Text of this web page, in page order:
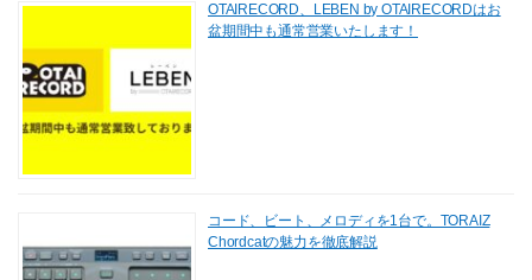
OTAIRECORD、LEBEN by OTAIRECORDはお
盆期間中も通常営業いたします！
コード、ビート、メロディを1台で。TORAIZ
Chordcatの魅力を徹底解説